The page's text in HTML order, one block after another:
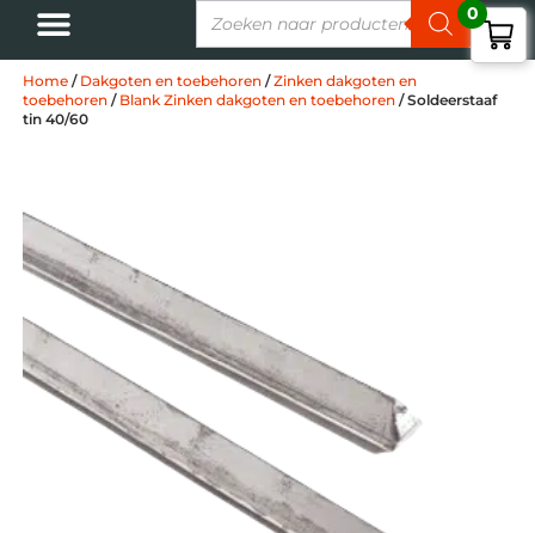
Home/ Dakgoten en toebehoren/Zinken dakgoten en
toebehoren/ Blank Zinken dakgoten en toebehoren/ Soldeerstaaf
tin 40/60
0